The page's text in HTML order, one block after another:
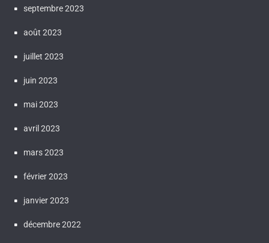
septembre 2023
août 2023
juillet 2023
juin 2023
mai 2023
avril 2023
mars 2023
février 2023
janvier 2023
décembre 2022